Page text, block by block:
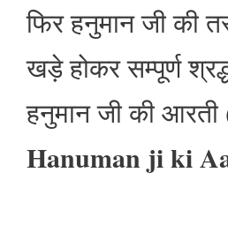
फिर हनुमान जी की
खड़े होकर सम्पूर्ण
हनुमान जी की आरती
Hanuman ji ki